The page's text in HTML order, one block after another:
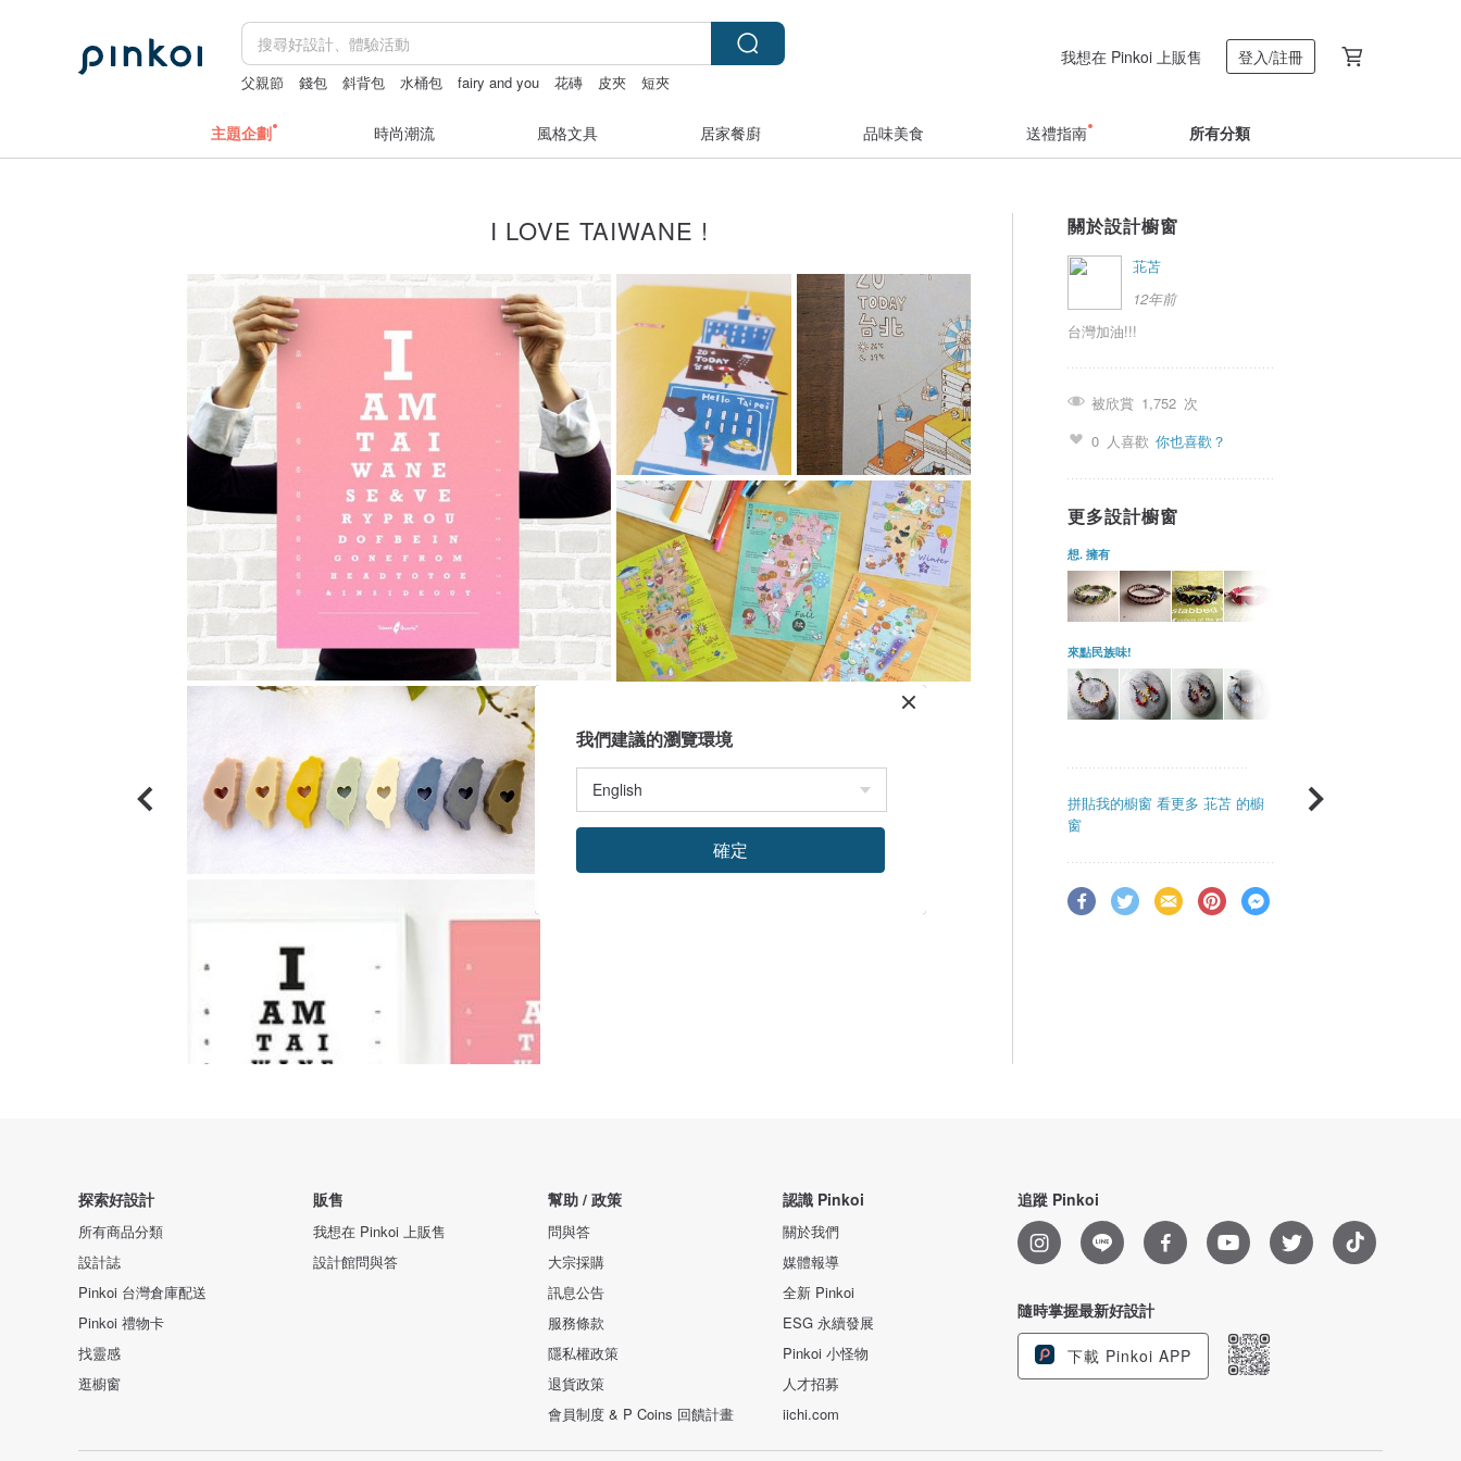
父親節 錢包 斜背包 水桶包 fairy and you 花磚 皮夾 短夾
我想在 Pinkoi 上販售 登入/註冊
主題企劃 時尚潮流 風格文具 居家餐廚 品味美食 送禮指南 所有分類
I LOVE TAIWANE ! 關於設計櫥窗
苝苫
12年前
台灣加油!!!
被欣賞 1,752 次
0 人喜歡 你也喜歡？
更多設計櫥窗
想. 擁有
來點民族味!
拼貼我的櫥窗 看更多 苝苫 的櫥
窗
探索好設計
所有商品分類
設計誌
Pinkoi 台灣倉庫配送
Pinkoi 禮物卡
找靈感
逛櫥窗
販售
我想在 Pinkoi 上販售
設計館問與答
幫助 / 政策
問與答
大宗採購
訊息公告
服務條款
隱私權政策
退貨政策
會員制度 & P Coins 回饋計畫
認識 Pinkoi
關於我們
媒體報導
全新 Pinkoi
ESG 永續發展
Pinkoi 小怪物
人才招募
iichi.com
追蹤 Pinkoi
隨時掌握最新好設計
下載 Pinkoi APP
我們建議的瀏覽環境
確定